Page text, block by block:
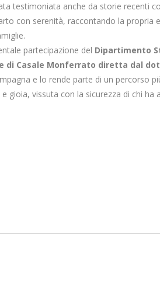
testimoniata anche da storie recenti
con serenità, raccontando la
partecipazione del Dipartimento
di Casale Monferrato diretta dal
e lo rende parte di un percorso
gioia, vissuta con la sicurezza di chi